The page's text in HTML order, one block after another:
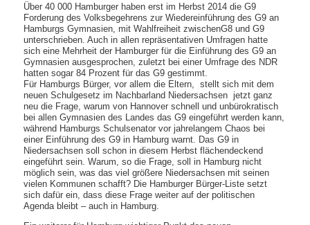
Über 40 000 Hamburger haben erst im Herbst 2014 die G9
Forderung des Volksbegehrens zur Wiedereinführung des G9 an
Hamburgs Gymnasien, mit Wahlfreiheit zwischenG8 und G9
unterschrieben. Auch in allen repräsentativen Umfragen hatte
sich eine Mehrheit der Hamburger für die Einführung des G9 an
Gymnasien ausgesprochen, zuletzt bei einer Umfrage des NDR
hatten sogar 84 Prozent für das G9 gestimmt.
Für Hamburgs Bürger, vor allem die Eltern, stellt sich mit dem
neuen Schulgesetz im Nachbarland Niedersachsen jetzt ganz
neu die Frage, warum von Hannover schnell und unbürokratisch
bei allen Gymnasien des Landes das G9 eingeführt werden kann,
während Hamburgs Schulsenator vor jahrelangem Chaos bei
einer Einführung des G9 in Hamburg warnt. Das G9 in
Niedersachsen soll schon in diesem Herbst flächendeckend
eingeführt sein. Warum, so die Frage, soll in Hamburg nicht
möglich sein, was das viel größere Niedersachsen mit seinen
vielen Kommunen schafft? Die Hamburger Bürger-Liste setzt
sich dafür ein, dass diese Frage weiter auf der politischen
Agenda bleibt – auch in Hamburg.